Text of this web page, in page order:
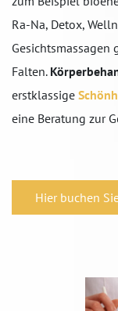
Ra-Na, Detox,
Gesichtsmassagen
Falten.
erstklassige
eine Beratung zur
Hier buchen